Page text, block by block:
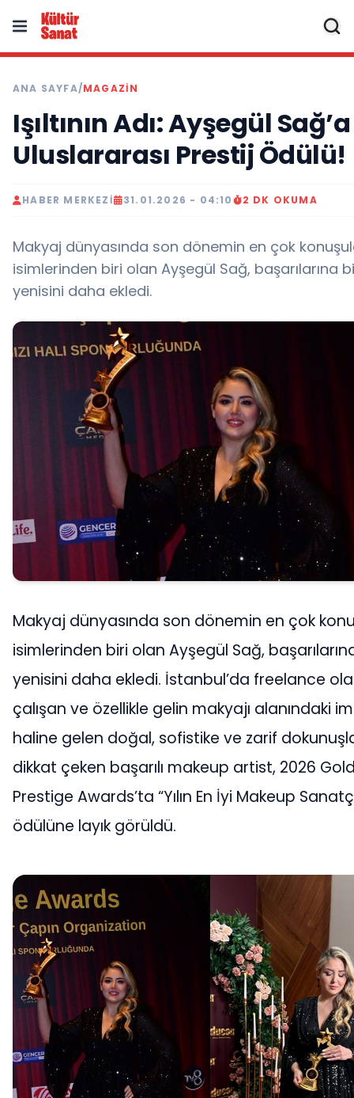
ANA SAYFA/MAGAZIN
Işıltının Adı: Ayşegül Sağ’a
Uluslararası Prestij Ödülü!
HABER MERKEZI 31.01.2026 - 04:10 2 DK OKUMA
Makyaj dünyasında son dönemin en çok
isimlerinden biri olan Ayşegül Sağ, başarılarına
yenisini daha ekledi.
Makyaj dünyasında son dönemin en çok
isimlerinden biri olan Ayşegül Sağ,
yenisini daha ekledi. İstanbul’da freelance
çalışan ve özellikle gelin makyajı alanındaki
haline gelen doğal, sofistike ve zarif
dikkat çeken başarılı makeup artist, 2026
Prestige Awards’ta “Yılın En İyi Makeup
ödülüne layık görüldü.